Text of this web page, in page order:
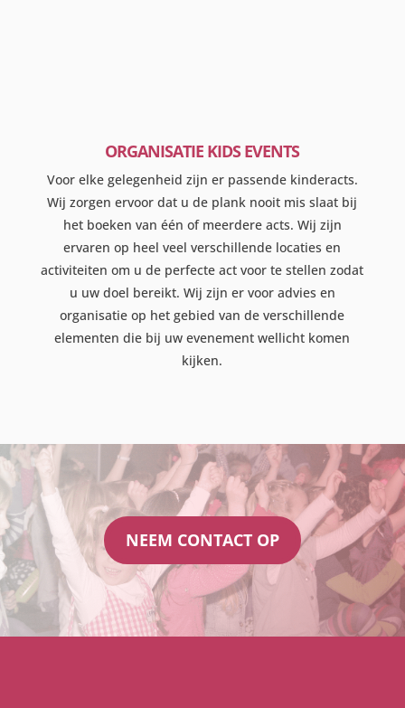
ORGANISATIE KIDS EVENTS
Voor elke gelegenheid zijn er passende kinderacts.
Wij zorgen ervoor dat u de plank nooit mis slaat bij
het boeken van één of meerdere acts. Wij zijn
ervaren op heel veel verschillende locaties en
activiteiten om u de perfecte act voor te stellen zodat
u uw doel bereikt. Wij zijn er voor advies en
organisatie op het gebied van de verschillende
elementen die bij uw evenement wellicht komen
kijken.
NEEM CONTACT OP